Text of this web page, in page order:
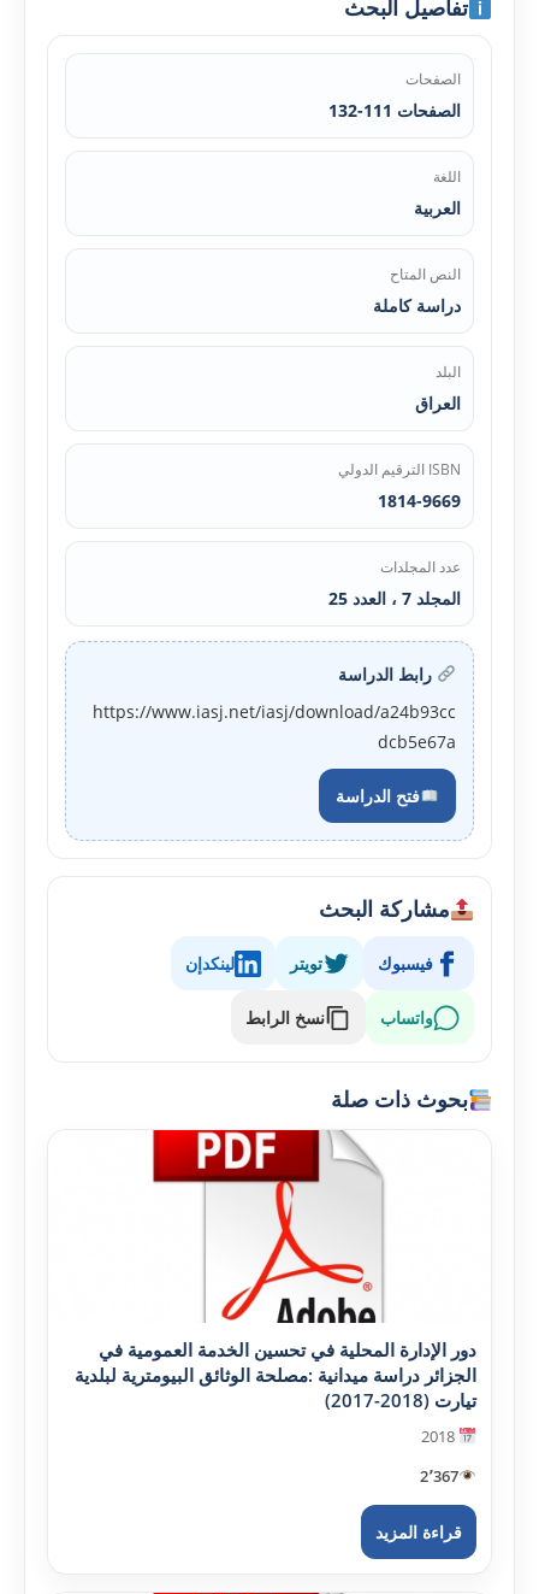
تفاصيل البحث
الصفحات
الصفحات 111-132
اللغة
العربية
النص المتاح
دراسة كاملة
البلد
العراق
ISBN الترقيم الدولي
1814-9669
عدد المجلدات
المجلد 7 ، العدد 25
رابط الدراسة
https://www.iasj.net/iasj/download/a24b93cc
dcb5e67a
فتح الدراسة
مشاركة البحث
فيسبوك تويتر لينكدإن
واتساب نسخ الرابط
بحوث ذات صلة
دور الإدارة المحلية في تحسين الخدمة العمومية في
الجزائر دراسة ميدانية :مصلحة الوثائق البيومترية لبلدية
تيارت (2018-2017)
2٬367
قراءة المزيد